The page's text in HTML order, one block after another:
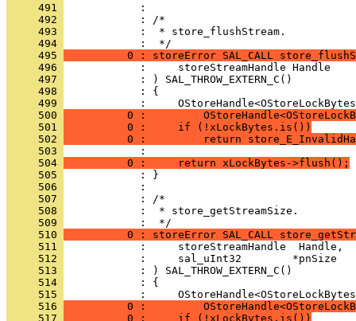
     491
     492
     493
            :  * store_flushStream.
     494
     495
0 : storeError SAL_CALL
     496
     497
     498
     499
     500
0 :
     501
          0 :     if (!xLockBytes.is())
     502
0 :         return
     503
     504
          0 :     return xLockBytes->flush();
     505
     506
     507
     508
            :  * store_getStreamSize.
     509
     510
0 : storeError SAL_CALL
     511
     512
     513
     514
     515
     516
0 :
     517
          0 :     if (!xLockBytes.is())